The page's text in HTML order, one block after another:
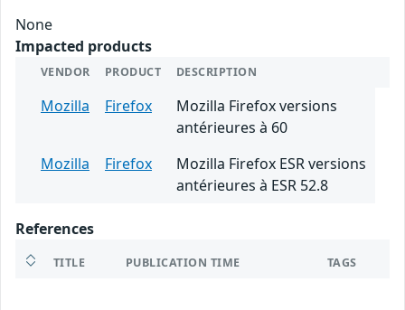
None
Impacted products
VENDOR PRODUCT DESCRIPTION
Mozilla Firefox
Mozilla Firefox versions
antérieures à 60
Mozilla
Firefox
Mozilla Firefox ESR versions
antérieures à ESR 52.8
References
TITLE PUBLICATION TIME TAGS